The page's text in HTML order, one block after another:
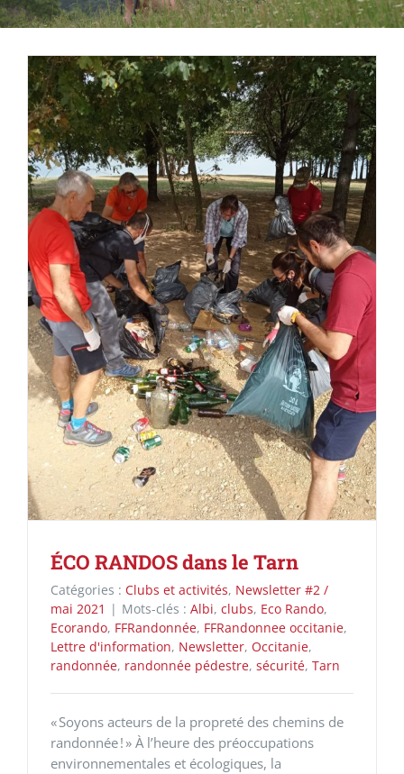
ÉCO RANDOS dans le Tarn
Catégories : Clubs et activités, Newsletter #2 /
mai 2021 | Mots-clés : Albi, clubs, Eco Rando,
Ecorando, FFRandonnée, FFRandonnee occitanie,
Lettre d'information, Newsletter, Occitanie,
randonnée, randonnée pédestre, sécurité, Tarn
« Soyons acteurs de la propreté des chemins de
randonnée ! » À l’heure des préoccupations
environnementales et écologiques, la